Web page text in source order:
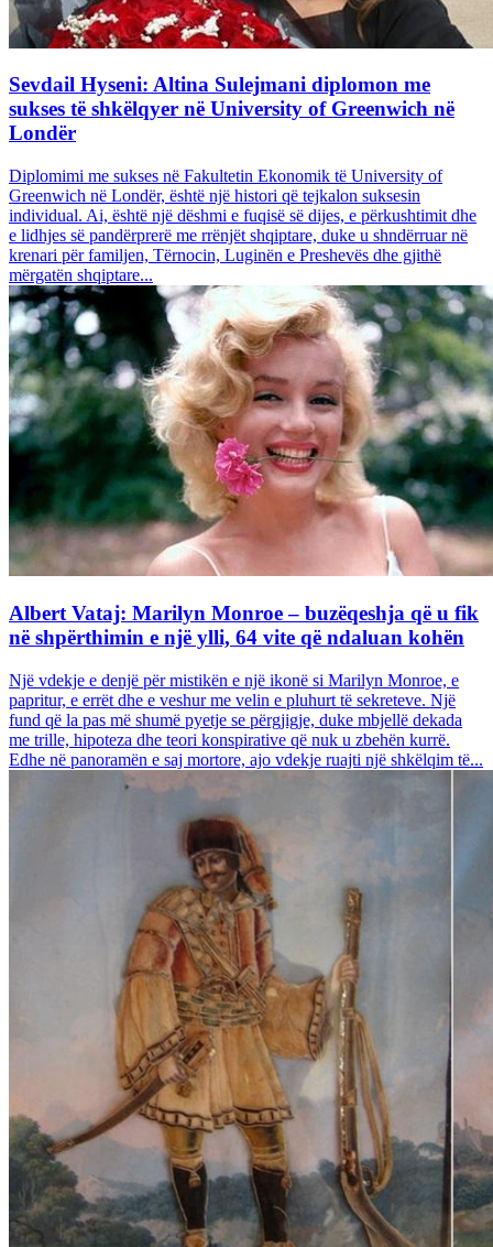
Sevdail Hyseni: Altina Sulejmani diplomon me
sukses të shkëlqyer në University of Greenwich në
Londër
Diplomimi me sukses në Fakultetin Ekonomik të University of
Greenwich në Londër, është një histori që tejkalon suksesin
individual. Ai, është një dëshmi e fuqisë së dijes, e përkushtimit dhe
e lidhjes së pandërprerë me rrënjët shqiptare, duke u shndërruar në
krenari për familjen, Tërnocin, Luginën e Preshevës dhe gjithë
mërgatën shqiptare...
Albert Vataj: Marilyn Monroe – buzëqeshja që u fik
në shpërthimin e një ylli, 64 vite që ndaluan kohën
Një vdekje e denjë për mistikën e një ikonë si Marilyn Monroe, e
papritur, e errët dhe e veshur me velin e pluhurt të sekreteve. Një
fund që la pas më shumë pyetje se përgjigje, duke mbjellë dekada
me trille, hipoteza dhe teori konspirative që nuk u zbehën kurrë.
Edhe në panoramën e saj mortore, ajo vdekje ruajti një shkëlqim të...